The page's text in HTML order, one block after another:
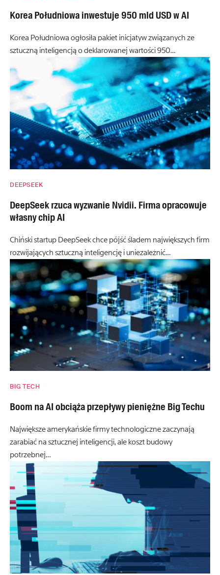
Korea Południowa inwestuje 950 mld USD w AI
Korea Południowa ogłosiła pakiet inicjatyw związanych ze
sztuczną inteligencją o deklarowanej wartości 950…
DEEPSEEK
DeepSeek rzuca wyzwanie Nvidii. Firma opracowuje
własny chip AI
Chiński startup DeepSeek chce pójść śladem największych firm
rozwijających sztuczną inteligencję i uniezależnić…
BIG TECH
Boom na AI obciąża przepływy pieniężne Big Techu
Największe amerykańskie firmy technologiczne zaczynają
zarabiać na sztucznej inteligencji, ale koszt budowy
potrzebnej…